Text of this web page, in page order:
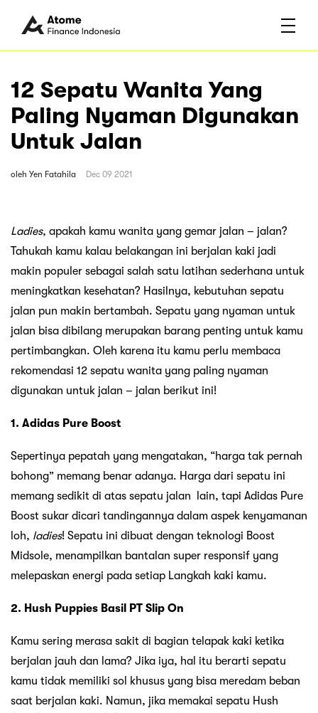
12 Sepatu Wanita Yang
Paling Nyaman Digunakan
Untuk Jalan
oleh Yen Fatahila Dec 09 2021
Ladies, apakah kamu wanita yang gemar jalan – jalan?
Tahukah kamu kalau belakangan ini berjalan kaki jadi
makin populer sebagai salah satu latihan sederhana untuk
meningkatkan kesehatan? Hasilnya, kebutuhan sepatu
jalan pun makin bertambah. Sepatu yang nyaman untuk
jalan bisa dibilang merupakan barang penting untuk kamu
pertimbangkan. Oleh karena itu kamu perlu membaca
rekomendasi 12 sepatu wanita yang paling nyaman
digunakan untuk jalan – jalan berikut ini!
1. Adidas Pure Boost
Sepertinya pepatah yang mengatakan, “harga tak pernah
bohong” memang benar adanya. Harga dari sepatu ini
memang sedikit di atas sepatu jalan lain, tapi Adidas Pure
Boost sukar dicari tandingannya dalam aspek kenyamanan
loh, ladies! Sepatu ini dibuat dengan teknologi Boost
Midsole, menampilkan bantalan super responsif yang
melepaskan energi pada setiap Langkah kaki kamu.
2. Hush Puppies Basil PT Slip On
Kamu sering merasa sakit di bagian telapak kaki ketika
berjalan jauh dan lama? Jika iya, hal itu berarti sepatu
kamu tidak memiliki sol khusus yang bisa meredam beban
saat berjalan kaki. Namun, jika memakai sepatu Hush